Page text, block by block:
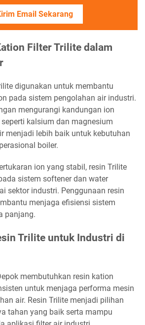
Email Sekarang
Filter Trilite dalam
digunakan untuk membantu
pada sistem pengolahan air industri.
mengurangi kandungan ion
kalsium dan magnesium
menjadi lebih baik untuk kebutuhan
boiler.
ion yang stabil, resin Trilite
sistem softener dan water
sektor industri. Penggunaan resin
menjaga efisiensi sistem
panjang.
Trilite untuk Industri di
membutuhkan resin kation
untuk menjaga performa mesin
air. Resin Trilite menjadi pilihan
tahan yang baik serta mampu